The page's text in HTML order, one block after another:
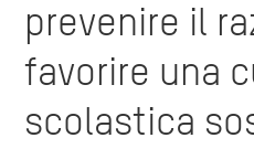
prevenire il
favorire una
scolastica